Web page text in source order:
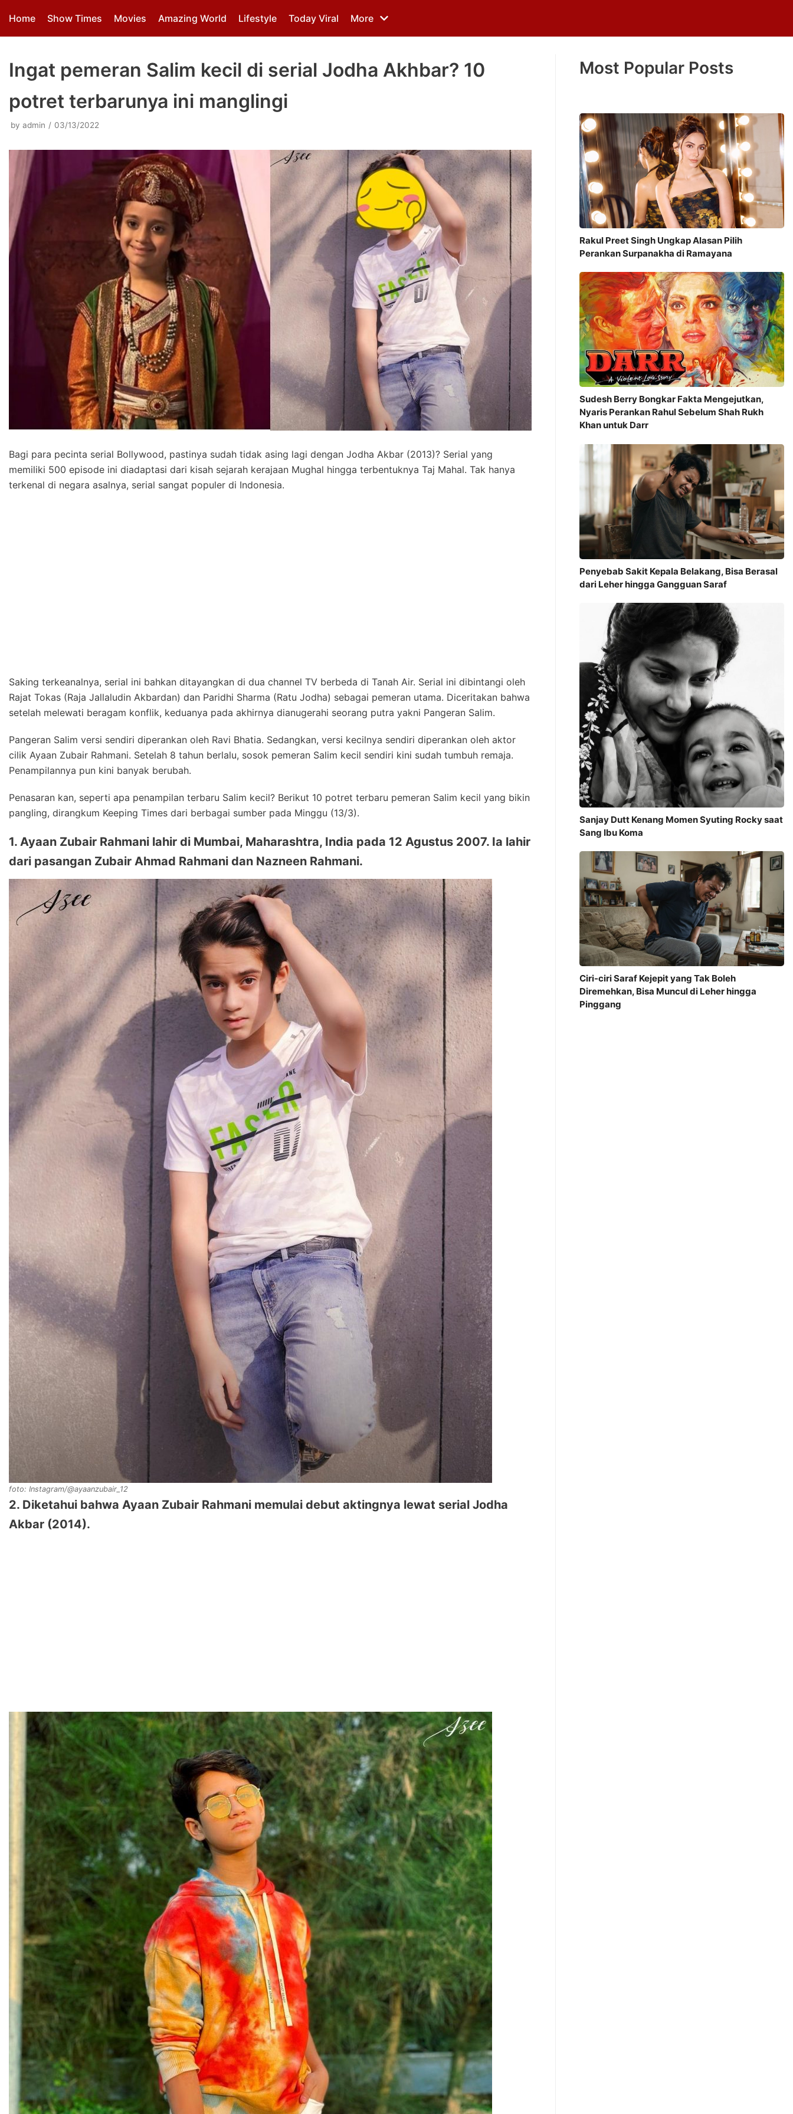
Skip
Home Show Times Movies Amazing World Lifestyle Today Viral More
Ingat pemeran Salim kecil di serial Jodha Akhbar? 10
potret terbarunya ini manglingi
by admin 03/13/2022
Bagi para pecinta serial Bollywood, pastinya sudah tidak asing lagi dengan Jodha Akbar (2013)? Serial yang
memiliki 500 episode ini diadaptasi dari kisah sejarah kerajaan Mughal hingga terbentuknya Taj Mahal. Tak hanya
terkenal di negara asalnya, serial sangat populer di Indonesia.
Saking terkeanalnya, serial ini bahkan ditayangkan di dua channel TV berbeda di Tanah Air. Serial ini dibintangi oleh
Rajat Tokas (Raja Jallaludin Akbardan) dan Paridhi Sharma (Ratu Jodha) sebagai pemeran utama. Diceritakan bahwa
setelah melewati beragam konflik, keduanya pada akhirnya dianugerahi seorang putra yakni Pangeran Salim.
Pangeran Salim versi sendiri diperankan oleh Ravi Bhatia. Sedangkan, versi kecilnya sendiri diperankan oleh aktor
cilik Ayaan Zubair Rahmani. Setelah 8 tahun berlalu, sosok pemeran Salim kecil sendiri kini sudah tumbuh remaja.
Penampilannya pun kini banyak berubah.
Penasaran kan, seperti apa penampilan terbaru Salim kecil? Berikut 10 potret terbaru pemeran Salim kecil yang bikin
pangling, dirangkum Keeping Times dari berbagai sumber pada Minggu (13/3).
1. Ayaan Zubair Rahmani lahir di Mumbai, Maharashtra, India pada 12 Agustus 2007. Ia lahir
dari pasangan Zubair Ahmad Rahmani dan Nazneen Rahmani.
foto: Instagram/@ayaanzubair_12
2. Diketahui bahwa Ayaan Zubair Rahmani memulai debut aktingnya lewat serial Jodha
Akbar (2014).
Most Popular Posts
Rakul Preet Singh Ungkap Alasan Pilih
Perankan Surpanakha di Ramayana
Sudesh Berry Bongkar Fakta Mengejutkan,
Nyaris Perankan Rahul Sebelum Shah Rukh
Khan untuk Darr
Penyebab Sakit Kepala Belakang, Bisa Berasal
dari Leher hingga Gangguan Saraf
Sanjay Dutt Kenang Momen Syuting Rocky saat
Sang Ibu Koma
Ciri-ciri Saraf Kejepit yang Tak Boleh
Diremehkan, Bisa Muncul di Leher hingga
Pinggang